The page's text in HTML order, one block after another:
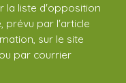
la liste d'opposition
prévu par l'article
sur le site
par courrier